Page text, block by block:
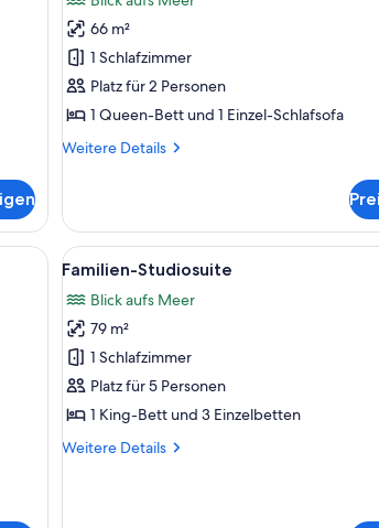
Doppel-
oder
-
Zweibettzimmer,
Meerblick
anzeigen
66 m²
1 Schlafzimmer
Platz für 2 Personen
1 Queen-Bett und 1 Einzel-Schlafsofa
Weitere Details
Weitere
Doppel-
oder
-
Meerblick
Sitzecke und einer entfernten Küste mit Gebäuden
Alle
Fotos
für
Familien-
Studiosuite
anzeigen
Eine
6
Familien-Studiosuite
Blick aufs Meer
79 m²
1 Schlafzimmer
Platz für 5 Personen
1 King-Bett und 3 Einzelbetten
Weitere Details
Weitere